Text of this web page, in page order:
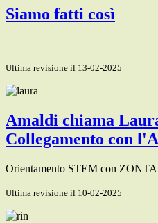
Siamo fatti così
Ultima revisione il 13-02-2025
Amaldi chiama
Collegamento con
Orientamento STEM con
Ultima revisione il 10-02-2025